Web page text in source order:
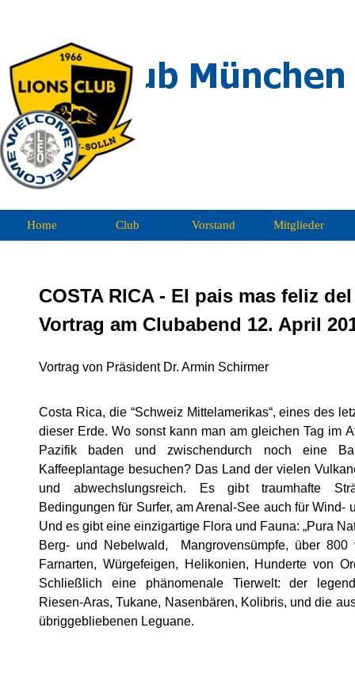
Home Club Vorstand Mitglieder
COSTA RICA - El pais mas feliz
Vortrag am Clubabend 12. April
Vortrag von Präsident Dr. Armin Schirmer
Costa Rica, die “Schweiz Mittelamerikas“, eines des
dieser Erde. Wo sonst kann man am gleichen Tag im
Pazifik baden und zwischendurch noch eine
Kaffeeplantage besuchen? Das Land der vielen
und abwechslungsreich. Es gibt traumhafte
Bedingungen für Surfer, am Arenal-See auch für Wind-
Und es gibt eine einzigartige Flora und Fauna: „Pura
Berg- und Nebelwald, Mangrovensümpfe, über 800
Farnarten, Würgefeigen, Helikonien, Hunderte von
Schließlich eine phänomenale Tierwelt: der
Riesen-Aras, Tukane, Nasenbären, Kolibris, und die
übriggebliebenen Leguane.